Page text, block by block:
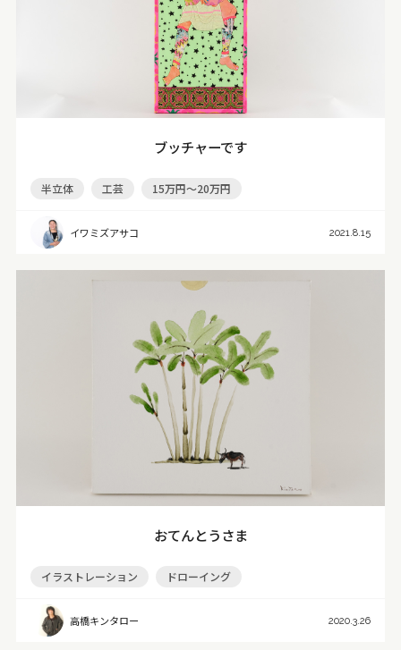
ブッチャーです
半立体 工芸 15万円～20万円
イワミズアサコ 2021.8.15
おてんとうさま
イラストレーション ドローイング
高橋キンタロー 2020.3.26